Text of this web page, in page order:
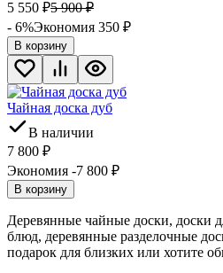
5 550 ₽5 900 ₽
- 6%Экономия 350 ₽
В корзину
Чайная доска дуб
В наличии
7 800 ₽
Экономия -7 800 ₽
В корзину
Деревянные чайные доски, доски
блюд, деревянные разделочные
подарок для близких или хотите